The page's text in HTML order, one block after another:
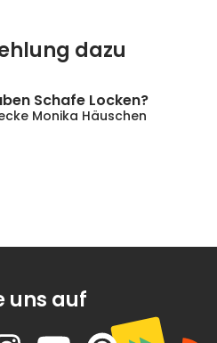
dazu
Schafe Locken?
Monika Häuschen
uns auf